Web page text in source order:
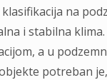
na
i stabilna
a u
potreban